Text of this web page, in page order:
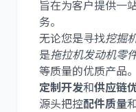
旨在为客户提供一
务。
无论您是寻找挖掘
是拖拉机发动机零
等质量的优质产品
定制开发和供应链
源头把控配件质量